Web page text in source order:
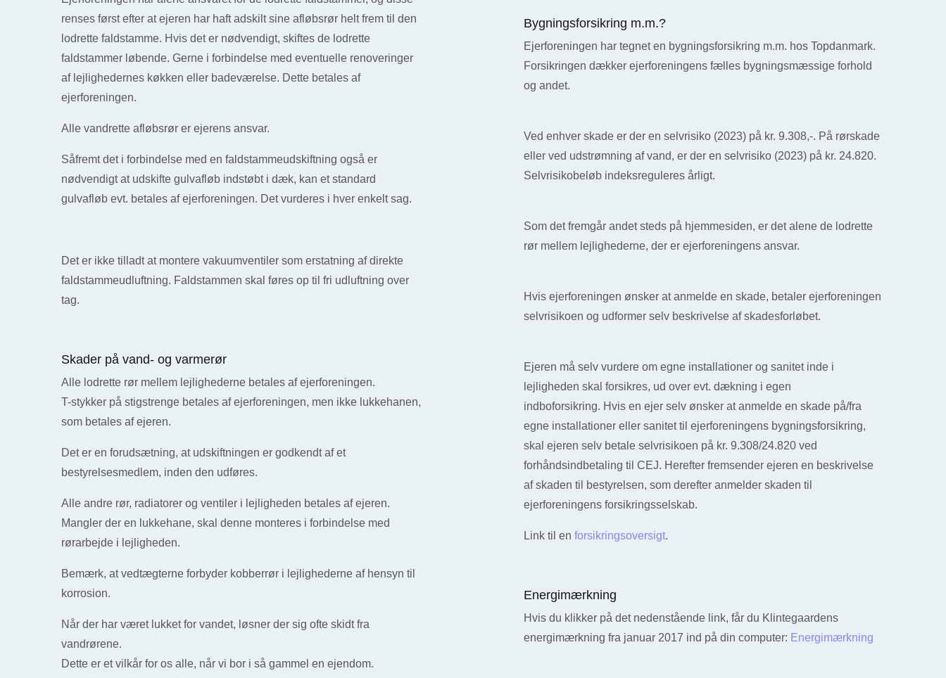
renses først efter at ejeren har haft adskilt sine afløbsrør helt frem til den
lodrette faldstamme. Hvis det er nødvendigt, skiftes de lodrette
faldstammer løbende. Gerne i forbindelse med eventuelle renoveringer
af lejlighedernes køkken eller badeværelse. Dette betales af
ejerforeningen.
Alle vandrette afløbsrør er ejerens ansvar.
Såfremt det i forbindelse med en faldstammeudskiftning også er
nødvendigt at udskifte gulvafløb indstøbt i dæk, kan et standard
gulvafløb evt. betales af ejerforeningen. Det vurderes i hver enkelt sag.
Det er ikke tilladt at montere vakuumventiler som erstatning af direkte
faldstammeudluftning. Faldstammen skal føres op til fri udluftning over
tag.
Skader på vand- og varmerør
Alle lodrette rør mellem lejlighederne betales af ejerforeningen.
T-stykker på stigstrenge betales af ejerforeningen, men ikke lukkehanen,
som betales af ejeren.
Det er en forudsætning, at udskiftningen er godkendt af et
bestyrelsesmedlem, inden den udføres.
Alle andre rør, radiatorer og ventiler i lejligheden betales af ejeren.
Mangler der en lukkehane, skal denne monteres i forbindelse med
rørarbejde i lejligheden.
Bemærk, at vedtægterne forbyder kobberrør i lejlighederne af hensyn til
korrosion.
Når der har været lukket for vandet, løsner der sig ofte skidt fra
vandrørene.
Dette er et vilkår for os alle, når vi bor i så gammel en ejendom.
Bygningsforsikring m.m.?
Ejerforeningen har tegnet en bygningsforsikring m.m. hos Topdanmark.
Forsikringen dækker ejerforeningens fælles bygningsmæssige forhold
og andet.
Ved enhver skade er der en selvrisiko (2023) på kr. 9.308,-. På rørskade
eller ved udstrømning af vand, er der en selvrisiko (2023) på kr. 24.820.
Selvrisikobeløb indeksreguleres årligt.
Som det fremgår andet steds på hjemmesiden, er det alene de lodrette
rør mellem lejlighederne, der er ejerforeningens ansvar.
Hvis ejerforeningen ønsker at anmelde en skade, betaler ejerforeningen
selvrisikoen og udformer selv beskrivelse af skadesforløbet.
Ejeren må selv vurdere om egne installationer og sanitet inde i
lejligheden skal forsikres, ud over evt. dækning i egen
indboforsikring. Hvis en ejer selv ønsker at anmelde en skade på/fra
egne installationer eller sanitet til ejerforeningens bygningsforsikring,
skal ejeren selv betale selvrisikoen på kr. 9.308/24.820 ved
forhåndsindbetaling til CEJ. Herefter fremsender ejeren en beskrivelse
af skaden til bestyrelsen, som derefter anmelder skaden til
ejerforeningens forsikringsselskab.
Link til en forsikringsoversigt.
Energimærkning
Hvis du klikker på det nedenstående link, får du Klintegaardens
energimærkning fra januar 2017 ind på din computer: Energimærkning